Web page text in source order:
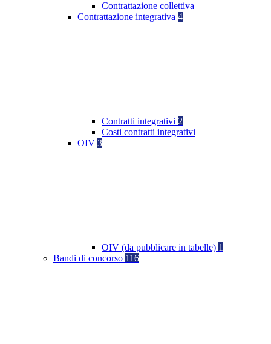
Contrattazione collettiva
Contrattazione integrativa 4
Contratti integrativi 2
Costi contratti integrativi
OIV 3
OIV (da pubblicare in tabelle) 1
Bandi di concorso 116